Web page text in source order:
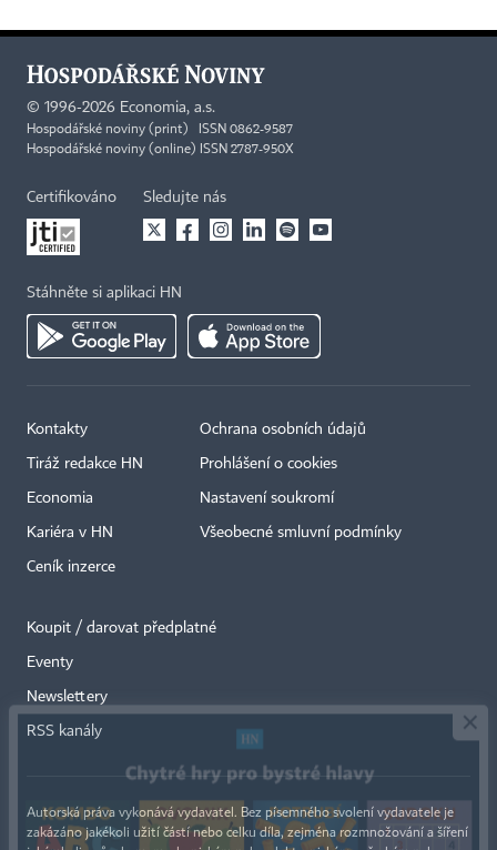
© 1996-2026 Economia, a.s.
Hospodářské noviny (print) ISSN 0862-9587
Hospodářské noviny (online) ISSN 2787-950X
Certifikováno Sledujte nás
Stáhněte si aplikaci HN
Kontakty
Tiráž redakce HN
Economia
Kariéra v HN
Ceník inzerce
Ochrana osobních údajů
Prohlášení o cookies
Nastavení soukromí
Všeobecné smluvní podmínky
Koupit / darovat předplatné
Eventy
Newslettery
RSS kanály
Autorská práva vykonává vydavatel. Bez písemného svolení vydavatele je
zakázáno jakékoli užití částí nebo celku díla, zejména rozmnožování a šíření